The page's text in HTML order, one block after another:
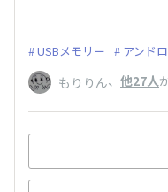
USBメモリー アンド
もりりん、 他27人